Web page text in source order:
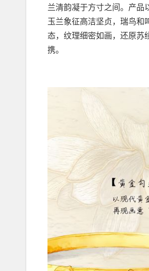
兰清韵凝于方寸之间。产品
玉兰象征高洁坚贞，瑞鸟和
态，纹理细密如画，还原苏
携。